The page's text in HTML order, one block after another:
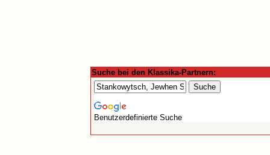
Suche bei den Klassika-Partnern:
Benutzerdefinierte Suche